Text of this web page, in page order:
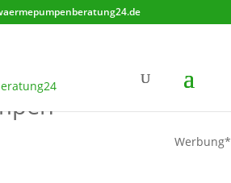
Klima -
Werbung*